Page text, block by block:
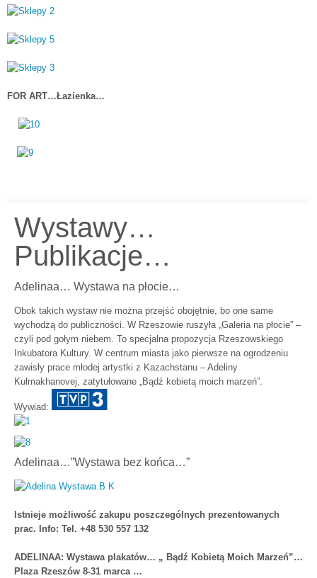
FOR ART…Łazienka…
Wystawy…
Publikacje…
Adelinaa… Wystawa na płocie…
Obok takich wystaw nie można przejść obojętnie, bo one same
wychodzą do publiczności. W Rzeszowie ruszyła „Galeria na płocie” –
czyli pod gołym niebem. To specjalna propozycja Rzeszowskiego
Inkubatora Kultury. W centrum miasta jako pierwsze na ogrodzeniu
zawisły prace młodej artystki z Kazachstanu – Adeliny
Kulmakhanovej, zatytułowane „Bądź kobietą moich marzeń”.
Wywiad:
Adelinaa…”Wystawa bez końca…”
Istnieje możliwość zakupu poszczególnych prezentowanych
prac. Info: Tel. +48 530 557 132
ADELINAA: Wystawa plakatów… „ Bądź Kobietą Moich Marzeń”…
Plaza Rzeszów 8-31 marca …